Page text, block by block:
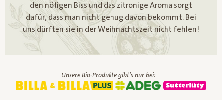
den nötigen Biss und das zitronige Aroma sorgt
dafür, dass man nicht genug davon bekommt. Bei
uns dürften sie in der Weihnachtszeit nicht fehlen!
Unsere Bio-Produkte gibt's nur bei: